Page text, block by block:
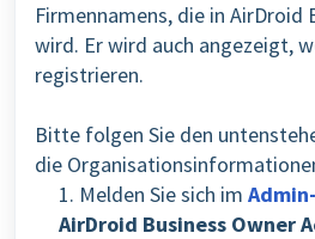
Firmennamens, die in AirDroid
wird. Er wird auch angezeigt,
registrieren.
Bitte folgen Sie den
die
1. Melden Sie sich im
AirDroid Business Owner